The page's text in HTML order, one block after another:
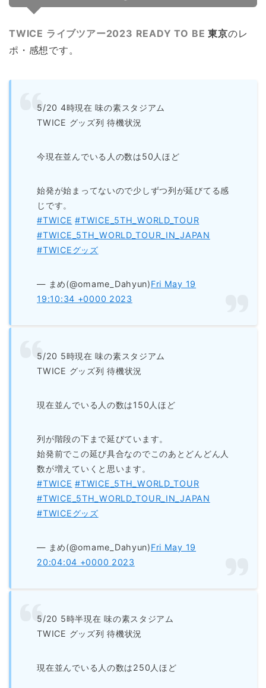
TWICE ライブツアー2023 READY TO BE東京のレ
ポ・感想です。
5/20 4時現在 味の素スタジアム
TWICE グッズ列 待機状況
今現在並んでいる人の数は50人ほど
始発が始まってないので少しずつ列が延びてる感
じです。
#TWICE #TWICE_5TH_WORLD_TOUR
#TWICE_5TH_WORLD_TOUR_IN_JAPAN
#TWICEグッズ
— まめ(@omame_Dahyun)Fri May 19
19:10:34 +0000 2023
5/20 5時現在 味の素スタジアム
TWICE グッズ列 待機状況
現在並んでいる人の数は150人ほど
列が階段の下まで延びています。
始発前でこの延び具合なのでこのあとどんどん人
数が増えていくと思います。
#TWICE #TWICE_5TH_WORLD_TOUR
#TWICE_5TH_WORLD_TOUR_IN_JAPAN
#TWICEグッズ
— まめ(@omame_Dahyun)Fri May 19
20:04:04 +0000 2023
5/20 5時半現在 味の素スタジアム
TWICE グッズ列 待機状況
現在並んでいる人の数は250人ほど